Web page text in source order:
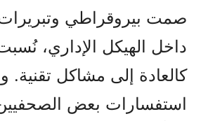
صمت بيروقراطي وتبريرات
داخل الهيكل الإداري،
كالعادة إلى مشاكل تقنية.
استفسارات بعض